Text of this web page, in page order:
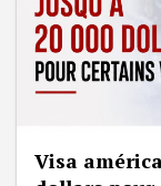
Visa